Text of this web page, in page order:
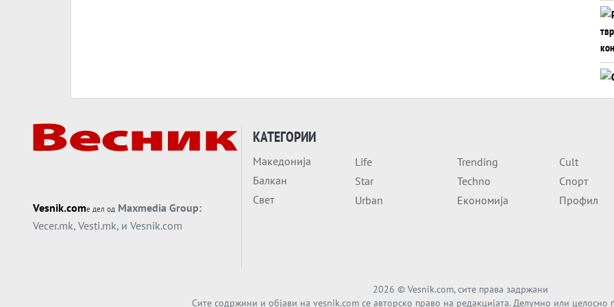
Vesnik.comе дел од Maxmedia Group:
Vecer.mk, Vesti.mk, и Vesnik.com
КАТЕГОРИИ
Македонија
Балкан
Свет
Life
Star
Urban
Trending
Techno
Економија
Cult
Спорт
Профил
2026 © Vesnik.com, сите права задржани
Сите содржини и објави на vesnik.com се авторско право на редакцијата. Делумно или целосно